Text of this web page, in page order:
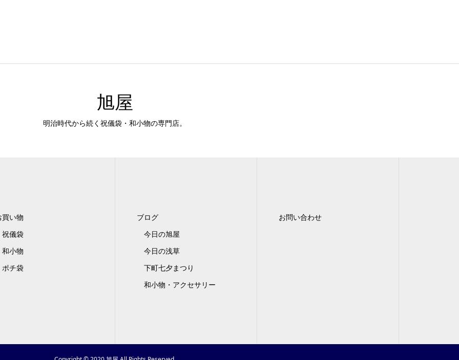
旭屋
明治時代から続く祝儀袋・和小物の専門店。
買い物
祝儀袋
和小物
ポチ袋
ブログ
今日の旭屋
今日の浅草
下町七夕まつり
和小物・アクセサリー
お問い合わせ